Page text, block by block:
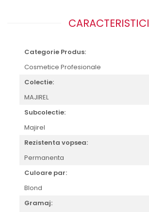
CARACTERISTICI
Categorie Produs:
Cosmetice Profesionale
Colectie:
MAJIREL
Subcolectie:
Majirel
Rezistenta vopsea:
Permanenta
Culoare par:
Blond
Gramaj: